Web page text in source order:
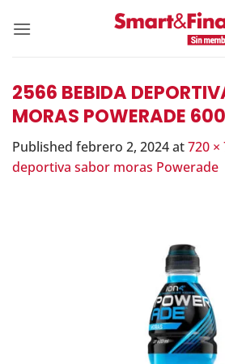
2566 BEBIDA
MORAS POWERADE
Published febrero 2, 2024at720 ×
deportiva sabor moras Powerade